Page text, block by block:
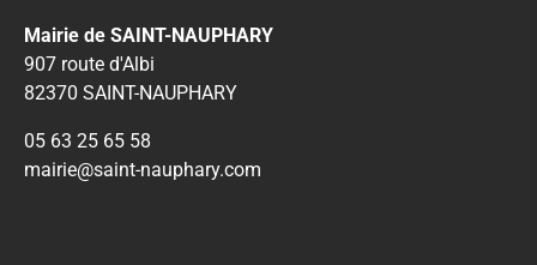
Mairie de SAINT-NAUPHARY
907 route d'Albi
82370 SAINT-NAUPHARY
05 63 25 65 58
mairie@saint-nauphary.com